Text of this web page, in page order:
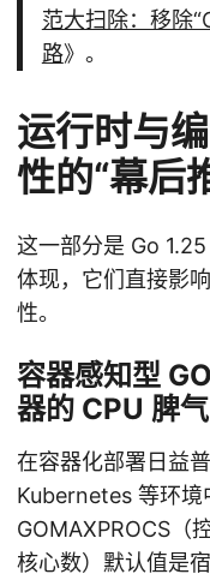
范大扫除：移除
路》。
运行时与
性的“幕后
这一部分是 Go
体现，它们直接影
性。
容器感知型
器的 CPU 脾气
在容器化部署日益
Kubernetes 等环境
GOMAXPROCS（
核心数）默认值是